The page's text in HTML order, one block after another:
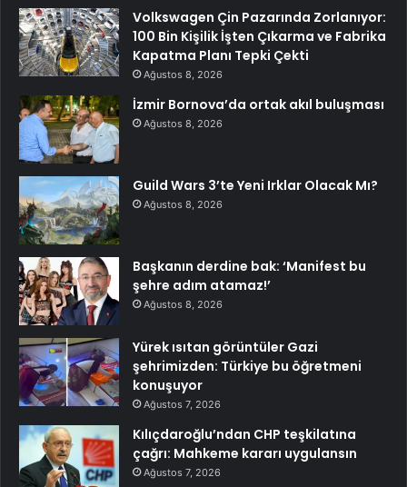
Volkswagen Çin Pazarında Zorlanıyor:
100 Bin Kişilik İşten Çıkarma ve Fabrika
Kapatma Planı Tepki Çekti
Ağustos 8, 2026
İzmir Bornova’da ortak akıl buluşması
Ağustos 8, 2026
Guild Wars 3’te Yeni Irklar Olacak Mı?
Ağustos 8, 2026
Başkanın derdine bak: ‘Manifest bu
şehre adım atamaz!’
Ağustos 8, 2026
Yürek ısıtan görüntüler Gazi
şehrimizden: Türkiye bu öğretmeni
konuşuyor
Ağustos 7, 2026
Kılıçdaroğlu’ndan CHP teşkilatına
çağrı: Mahkeme kararı uygulansın
Ağustos 7, 2026